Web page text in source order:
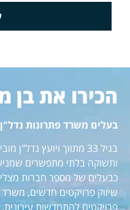
הכירו את בן
בעלים משרד פתרונות
בגיל 33 מתווך ויועץ
ותשוקה בלתי מתפשרים
כבעלים של מספר חברות
שיווק פרויקטים חדשים, משרד
פרויקטים להתחדשות